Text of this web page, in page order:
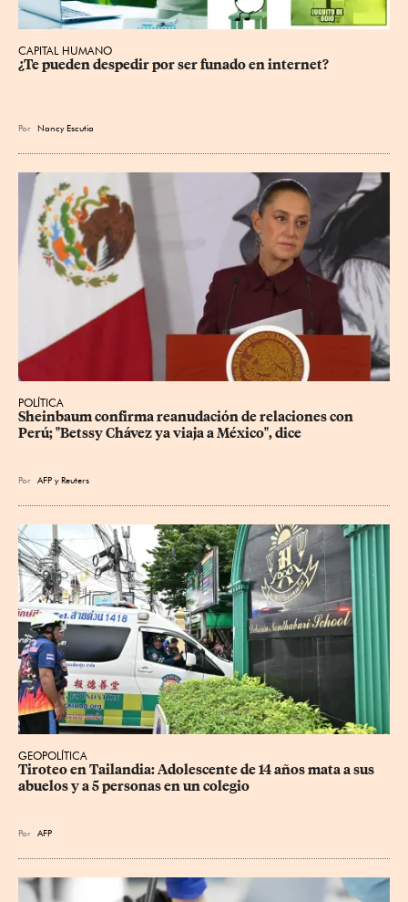
CAPITAL HUMANO
¿Te pueden despedir por ser funado en internet?
Por Nancy Escutia
POLÍTICA
Sheinbaum confirma reanudación de relaciones con
Perú; "Betssy Chávez ya viaja a México", dice
Por AFP yReuters
GEOPOLÍTICA
Tiroteo en Tailandia: Adolescente de 14 años mata a sus
abuelos y a 5 personas en un colegio
Por AFP